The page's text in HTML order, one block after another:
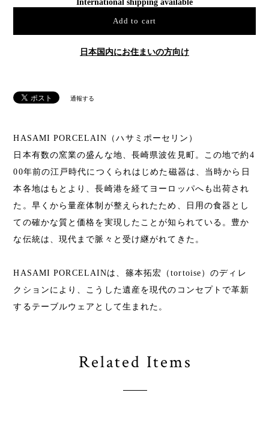
International shipping available
Add to cart
日本国内にお住まいの方向け
通報する
HASAMI PORCELAIN（ハサミポーセリン）
日本有数の窯業の盛んな地、長崎県波佐見町。この地で約4
00年前の江戸時代につくられはじめた磁器は、当時から日
本各地はもとより、長崎港を経てヨーロッパへも出荷され
た。早くから量産体制が整えられたため、日用の食器とし
ての確かな質と価格を実現したことが知られている。豊か
な伝統は、現代まで脈々と受け継がれてきた。
HASAMI PORCELAINは、篠本拓宏（tortoise）のディレ
クションにより、こうした遺産を現代のコンセプトで革新
するテーブルウェアとして生まれた。
Related Items